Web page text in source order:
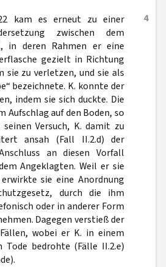
4
kam es erneut zu einer
zwischen dem
in deren Rahmen er eine
gezielt in Richtung
sie zu verletzen, und sie als
bezeichnete. K. konnte der
indem sie sich duckte. Die
Aufschlag auf den Boden, so
Versuch, K. damit zu
ansah (Fall II.2.d) der
an diesen Vorfall
Angeklagten. Weil er sie
sie eine Anordnung
durch die ihm
oder in anderer Form
Dagegen verstieß der
wobei er K. in einem
bedrohte (Fälle II.2.e)